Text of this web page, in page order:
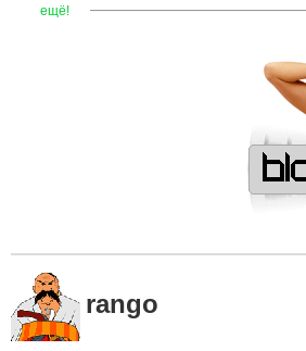
ещё! ————————————
rango